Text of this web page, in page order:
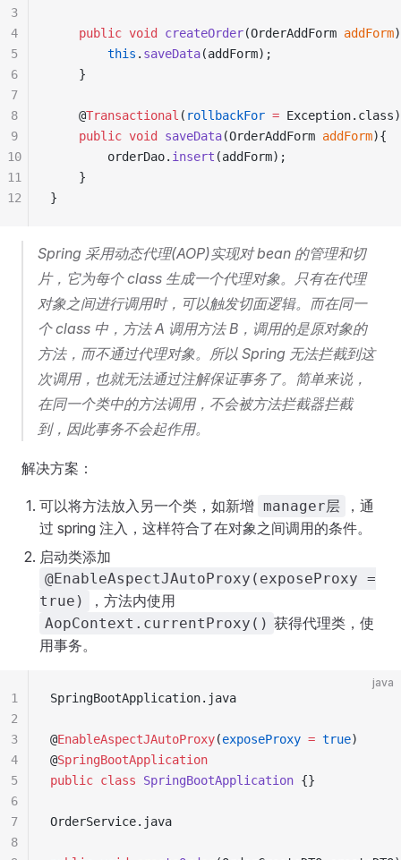
    public
void createOrder(OrderAddForm addForm
        this
. saveData(addForm);
    }
    @
Transactional ( rollbackFor = Exception. class)
    public
void saveData(OrderAddForm addForm){
        orderDao
. insert (addForm);
    }
}
3
4
5
6
7
8
9
10
11
12
Spring 采用动态代理(AOP)实现对 bean 的管理和切
片，它为每个 class 生成一个代理对象。只有在代理
对象之间进行调用时，可以触发切面逻辑。而在同一
个 class 中，方法 A 调用方法 B，调用的是原对象的
方法，而不通过代理对象。所以 Spring 无法拦截到这
次调用，也就无法通过注解保证事务了。简单来说，
在同一个类中的方法调用，不会被方法拦截器拦截
到，因此事务不会起作用。
解决方案：
可以将方法放入另一个类，如新增 manager层
，通
过 spring 注入，这样符合了在对象之间调用的条件。
启动类添加
@EnableAspectJAutoProxy(exposeProxy =
true)
，方法内使用
AopContext.currentProxy() 获得代理类，使
用事务。
java
SpringBootApplication. java
@EnableAspectJAutoProxy(exposeProxy = true)
@SpringBootApplication
public class SpringBootApplication {}
OrderService. java
1
2
3
4
5
6
7
8